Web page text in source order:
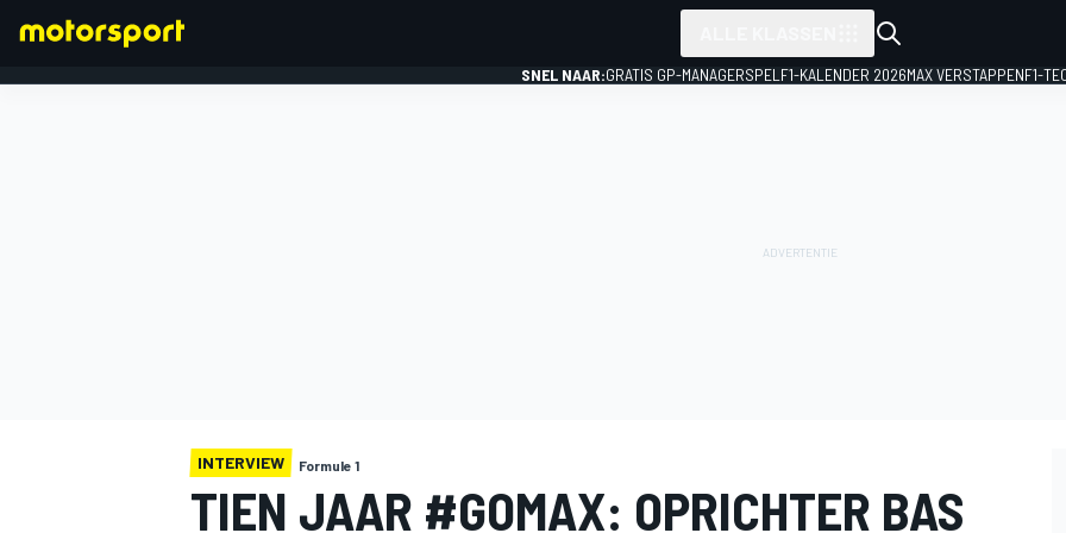
SNEL NAAR:GRATIS GP-MANAGERSPEL F1-KALENDER 2026MAX VERSTAPPENF1-
INTERVIEW Formule 1
TIEN JAAR #GOMAX: OPRICHTER BAS